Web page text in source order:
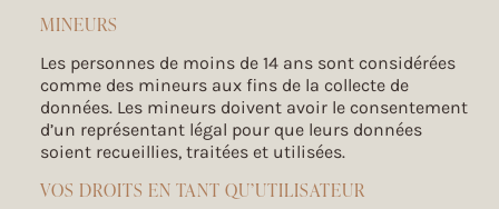
MINEURS
Les personnes de moins de 14 ans sont considérées
comme des mineurs aux fins de la collecte de
données. Les mineurs doivent avoir le consentement
d’un représentant légal pour que leurs données
soient recueillies, traitées et utilisées.
VOS DROITS EN TANT QU’UTILISATEUR